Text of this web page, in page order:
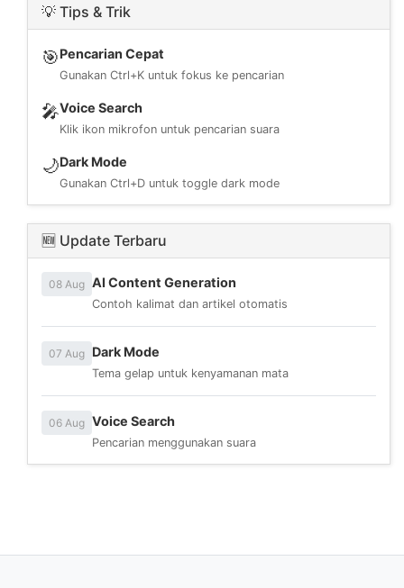
💡 Tips & Trik
🎯Pencarian Cepat
Gunakan Ctrl+K untuk fokus ke pencarian
🎤Voice Search
Klik ikon mikrofon untuk pencarian suara
🌙Dark Mode
Gunakan Ctrl+D untuk toggle dark mode
🆕 Update Terbaru
08 Aug AI Content Generation
Contoh kalimat dan artikel otomatis
07 Aug Dark Mode
Tema gelap untuk kenyamanan mata
06 Aug Voice Search
Pencarian menggunakan suara